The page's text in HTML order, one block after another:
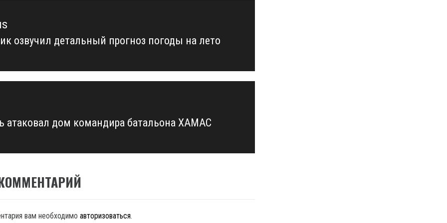
озвучил детальный прогноз погоды на лето
атаковал дом командира батальона ХАМАС
вам необходимо авторизоваться.